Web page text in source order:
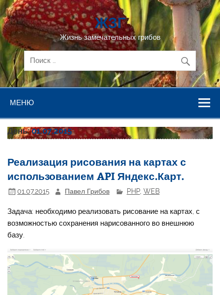
Перейти
к
содержимому
ЖЗГ
Жизнь замечательных грибов
МЕНЮ
День:01.07.2015
Реализация рисования на картах с
использованием API Яндекс.Карт.
01.07.2015 Павел Грибов PHP, WEB
Задача: необходимо реализовать рисование на картах, с
возможностью сохранения нарисованного во внешнюю
базу.